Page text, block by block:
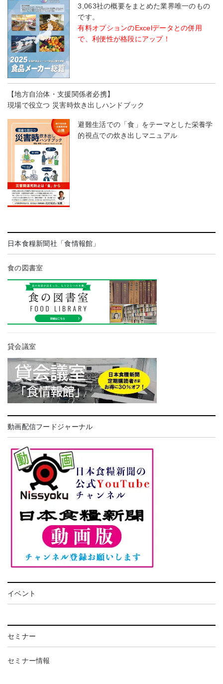
3,063社の概要をまとめた業界唯一のもの
です。
有料オプションのExcelデータとの併用
で、利便性が格段にアップ！
【地方自治体・支援関係者必携】
現場で役立つ 災害時炊き出しハンドブック
避難生活での「食」をテーマとした栄養学
的視点での炊き出しマニュアル
日本食糧新聞社「食情報館」
食の図書室
貸会議室
動画配信フードジャーナル
イベント
セミナー
セミナー情報